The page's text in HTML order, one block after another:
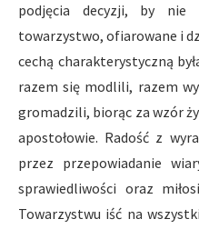
podjęcia decyzji, by nie
towarzystwo, ofiarowane i
cechą charakterystyczną
razem się modlili, razem
gromadzili, biorąc za wzór
apostołowie. Radość z
przez przepowiadanie
sprawiedliwości oraz
Towarzystwu iść na